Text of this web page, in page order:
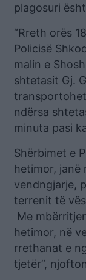
plagosuri
“Rreth orës
Policisë
malin e
shtetasit Gj.
ndërsa
minuta pasi
Shërbimet e
hetimor, janë
vendngjarje,
terrenit të
Me
hetimor, në
rrethanat e
tjetër”,